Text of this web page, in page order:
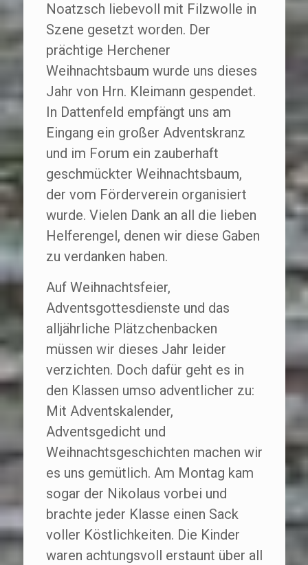
Noatzsch liebevoll mit Filzwolle in
Szene gesetzt worden. Der
prächtige Herchener
Weihnachtsbaum wurde uns dieses
Jahr von Hrn. Kleimann gespendet.
In Dattenfeld empfängt uns am
Eingang ein großer Adventskranz
und im Forum ein zauberhaft
geschmückter Weihnachtsbaum,
der vom Förderverein organisiert
wurde. Vielen Dank an all die lieben
Helferengel, denen wir diese Gaben
zu verdanken haben.
Auf Weihnachtsfeier,
Adventsgottesdienste und das
alljährliche Plätzchenbacken
müssen wir dieses Jahr leider
verzichten. Doch dafür geht es in
den Klassen umso adventlicher zu:
Mit Adventskalender,
Adventsgedicht und
Weihnachtsgeschichten machen wir
es uns gemütlich. Am Montag kam
sogar der Nikolaus vorbei und
brachte jeder Klasse einen Sack
voller Köstlichkeiten. Die Kinder
waren achtungsvoll erstaunt über all